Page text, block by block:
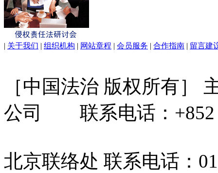
| 关于我们 | 组织机构 | 网站章程 | 会员服务 | 合作指南 | 留言建
［中国法治 版权所有］
公司 联系电话：+852
北京联络处 联系电话：